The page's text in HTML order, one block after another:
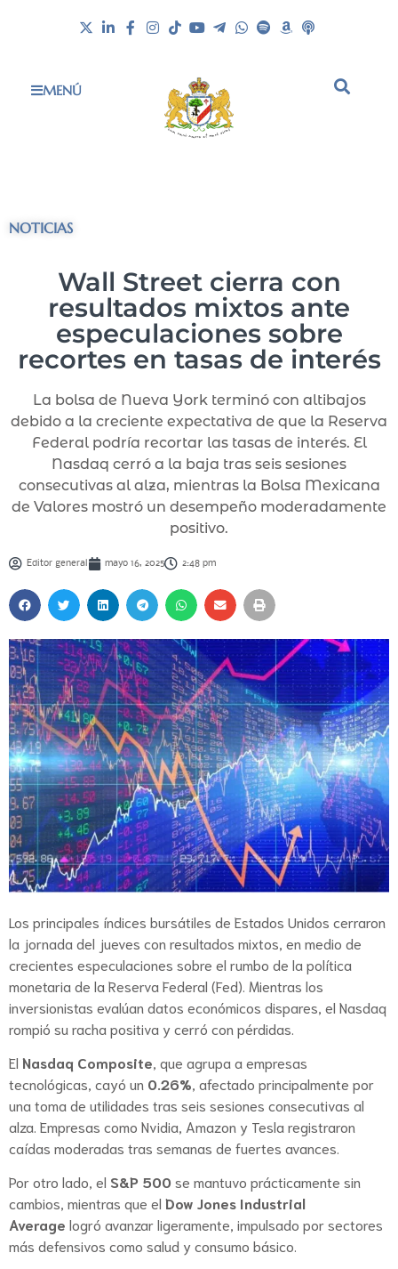
MENÚ
NOTICIAS
Wall Street cierra con
resultados mixtos ante
especulaciones sobre
recortes en tasas de interés
La bolsa de Nueva York terminó con altibajos
debido a la creciente expectativa de que la Reserva
Federal podría recortar las tasas de interés. El
Nasdaq cerró a la baja tras seis sesiones
consecutivas al alza, mientras la Bolsa Mexicana
de Valores mostró un desempeño moderadamente
positivo.
Editor general mayo 16, 2025 2:48 pm
Los principales índices bursátiles de Estados Unidos cerraron
la jornada del jueves con resultados mixtos, en medio de
crecientes especulaciones sobre el rumbo de la política
monetaria de la Reserva Federal (Fed). Mientras los
inversionistas evalúan datos económicos dispares, el Nasdaq
rompió su racha positiva y cerró con pérdidas.
El Nasdaq Composite , que agrupa a empresas
tecnológicas, cayó un 0.26% , afectado principalmente por
una toma de utilidades tras seis sesiones consecutivas al
alza. Empresas como Nvidia, Amazon y Tesla registraron
caídas moderadas tras semanas de fuertes avances.
Por otro lado, el S&P 500 se mantuvo prácticamente sin
cambios, mientras que el Dow Jones Industrial
Average logró avanzar ligeramente, impulsado por sectores
más defensivos como salud y consumo básico.